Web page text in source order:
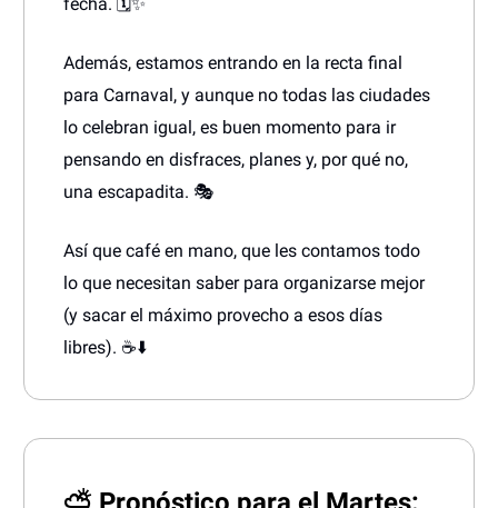
Además, estamos entrando en la recta final
para Carnaval, y aunque no todas las ciudades
lo celebran igual, es buen momento para ir
pensando en disfraces, planes y, por qué no,
una escapadita. 🎭
Así que café en mano, que les contamos todo
lo que necesitan saber para organizarse mejor
(y sacar el máximo provecho a esos días
libres). ☕⬇️